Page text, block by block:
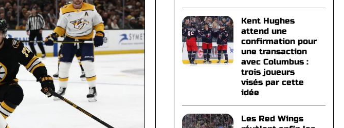
Kent Hughes
attend une
confirmation pour
une transaction
avec Columbus :
trois joueurs
visés par cette
idée
Les Red Wings